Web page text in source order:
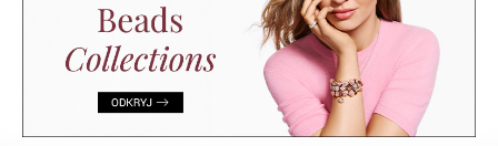
Podróże
LABELBOARD